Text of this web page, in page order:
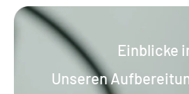
Einblicke
Unseren